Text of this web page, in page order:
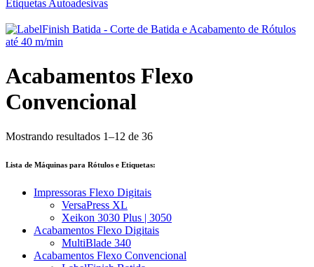
Acabamentos Flexo
Convencional
Mostrando resultados 1–12 de 36
Lista de Máquinas para Rótulos e Etiquetas:
Impressoras Flexo Digitais
VersaPress XL
Xeikon 3030 Plus | 3050
Acabamentos Flexo Digitais
MultiBlade 340
Acabamentos Flexo Convencional